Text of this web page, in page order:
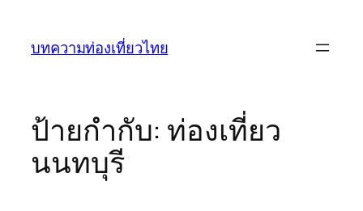
บทความท่องเที่ยวไทย
ป้ายกำกับ: ท่องเที่ยว
นนทบุรี